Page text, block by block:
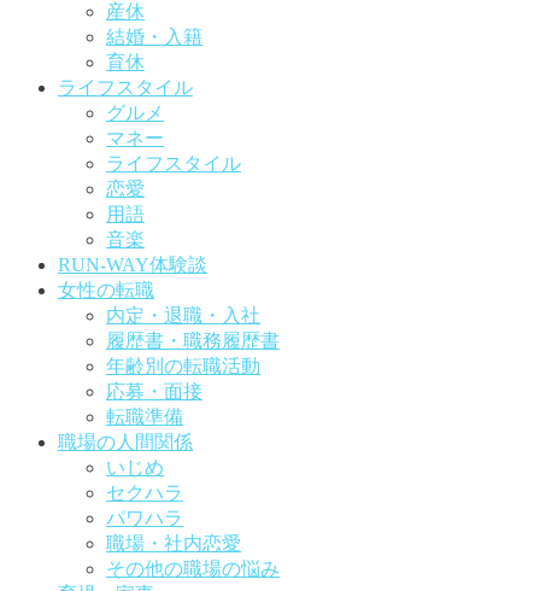
産休
結婚・入籍
育休
ライフスタイル
グルメ
マネー
ライフスタイル
恋愛
用語
音楽
RUN-WAY体験談
女性の転職
内定・退職・入社
履歴書・職務履歴書
年齢別の転職活動
応募・面接
転職準備
職場の人間関係
いじめ
セクハラ
パワハラ
職場・社内恋愛
その他の職場の悩み